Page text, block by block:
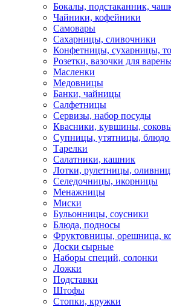
Бокалы, подстаканник,
Чайники, кофейники
Самовары
Сахарницы, сливочники
Конфетницы, сухарницы,
Розетки, вазочки для
Масленки
Медовницы
Банки, чайницы
Салфетницы
Сервизы, набор посуды
Квасники, кувшины,
Супницы, утятницы, блюдо
Тарелки
Салатники, кашник
Лотки, рулетницы,
Селедочницы, икорницы
Менажницы
Миски
Бульонницы, соусники
Блюда, подносы
Фруктовницы, орешница,
Доски сырные
Наборы специй, солонки
Ложки
Подставки
Штофы
Стопки, кружки